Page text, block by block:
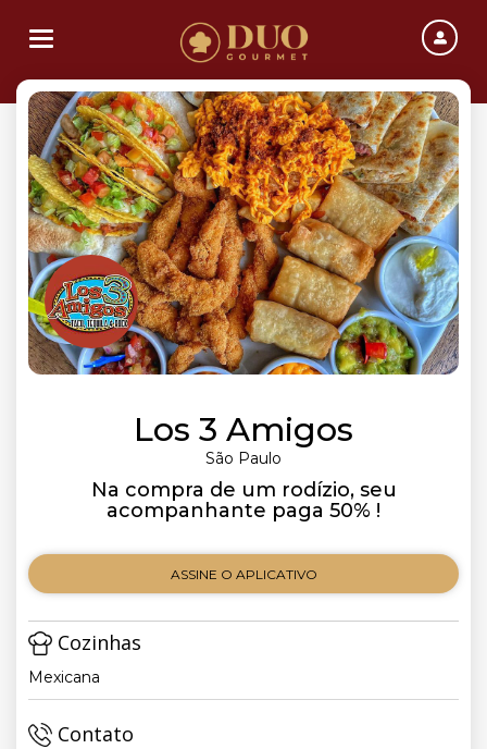
Toggle navigation
Los 3 Amigos
São Paulo
Na compra de um rodízio, seu
acompanhante paga 50% !
ASSINE O APLICATIVO
Cozinhas
Mexicana
Contato